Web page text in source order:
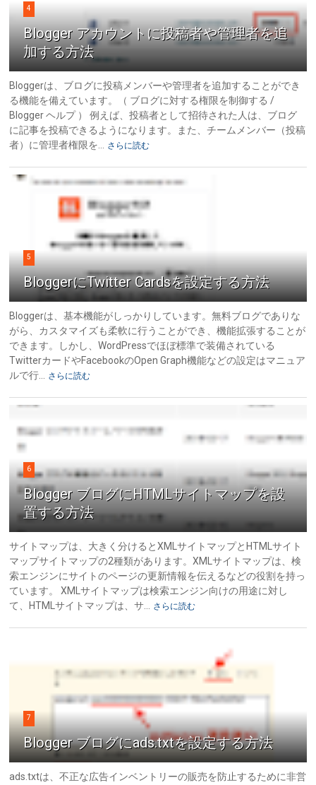
4
Blogger アカウントに投稿者や管理者を追
加する方法
Bloggerは、ブログに投稿メンバーや管理者を追加することができ
る機能を備えています。（ ブログに対する権限を制御する /
Blogger ヘルプ ） 例えば、投稿者として招待された人は、ブログ
に記事を投稿できるようになります。また、チームメンバー（投稿
者）に管理者権限を...
さらに読む
5
BloggerにTwitter Cardsを設定する方法
Bloggerは、基本機能がしっかりしています。無料ブログでありな
がら、カスタマイズも柔軟に行うことができ、機能拡張することが
できます。しかし、WordPressでほぼ標準で装備されている
TwitterカードやFacebookのOpen Graph機能などの設定はマニュア
ルで行...
さらに読む
6
Blogger ブログにHTMLサイトマップを設
置する方法
サイトマップは、大きく分けるとXMLサイトマップとHTMLサイト
マップサイトマップの2種類があります。XMLサイトマップは、検
索エンジンにサイトのページの更新情報を伝えるなどの役割を持っ
ています。 XMLサイトマップは検索エンジン向けの用途に対し
て、HTMLサイトマップは、サ...
さらに読む
7
Blogger ブログにads.txtを設定する方法
ads.txtは、不正な広告インベントリーの販売を防止するために非営